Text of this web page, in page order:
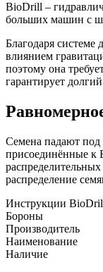
BioDrill –
больших машин с
Благодаря системе
влиянием
поэтому она
гарантирует
Семена падают под
присоединённые к
распределение
Инструкции
Бороны
Производитель
Наименование
Наличие